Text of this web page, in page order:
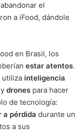
el
a iFood, dándole
en Brasil, los
estar atentos.
utiliza inteligencia
drones para hacer
de tecnología:
a pérdida durante un
a sus